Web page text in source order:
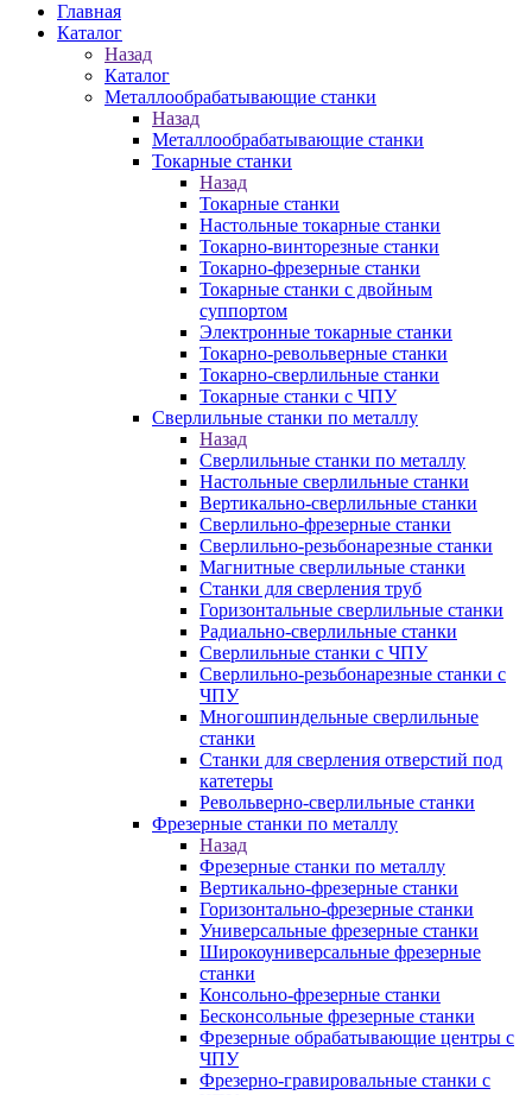
Главная
Каталог
Назад
Каталог
Металлообрабатывающие станки
Назад
Металлообрабатывающие станки
Токарные станки
Назад
Токарные станки
Настольные токарные станки
Токарно-винторезные станки
Токарно-фрезерные станки
Токарные станки с двойным
суппортом
Электронные токарные станки
Токарно-револьверные станки
Токарно-сверлильные станки
Токарные станки с ЧПУ
Сверлильные станки по металлу
Назад
Сверлильные станки по металлу
Настольные сверлильные станки
Вертикально-сверлильные станки
Сверлильно-фрезерные станки
Сверлильно-резьбонарезные станки
Магнитные сверлильные станки
Станки для сверления труб
Горизонтальные сверлильные станки
Радиально-сверлильные станки
Сверлильные станки с ЧПУ
Сверлильно-резьбонарезные станки с
ЧПУ
Многошпиндельные сверлильные
станки
Станки для сверления отверстий под
катетеры
Револьверно-сверлильные станки
Фрезерные станки по металлу
Назад
Фрезерные станки по металлу
Вертикально-фрезерные станки
Горизонтально-фрезерные станки
Универсальные фрезерные станки
Широкоуниверсальные фрезерные
станки
Консольно-фрезерные станки
Бесконсольные фрезерные станки
Фрезерные обрабатывающие центры с
ЧПУ
Фрезерно-гравировальные станки с